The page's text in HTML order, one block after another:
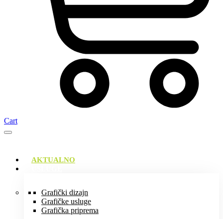
Cart
AKTUALNO
Grafički dizajn
Grafičke usluge
Grafička priprema